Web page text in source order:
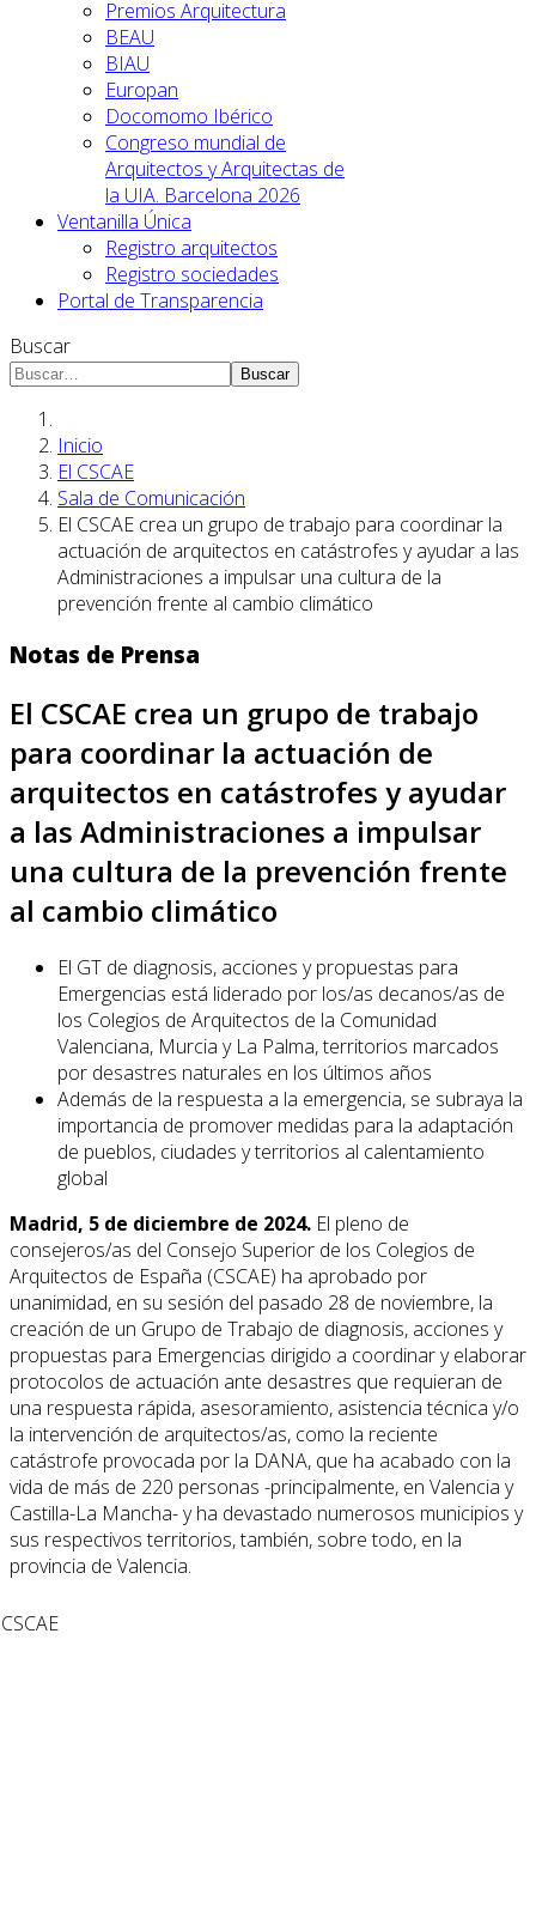
Premios Arquitectura
BEAU
BIAU
Europan
Docomomo Ibérico
Congreso mundial de
Arquitectos y Arquitectas de
la UIA. Barcelona 2026
Ventanilla Única
Registro arquitectos
Registro sociedades
Portal de Transparencia
Buscar
Buscar
Inicio
El CSCAE
Sala de Comunicación
El CSCAE crea un grupo de trabajo para coordinar la
actuación de arquitectos en catástrofes y ayudar a las
Administraciones a impulsar una cultura de la
prevención frente al cambio climático
Notas de Prensa
El CSCAE crea un grupo de trabajo
para coordinar la actuación de
arquitectos en catástrofes y ayudar
a las Administraciones a impulsar
una cultura de la prevención frente
al cambio climático
El GT de diagnosis, acciones y propuestas para
Emergencias está liderado por los/as decanos/as de
los Colegios de Arquitectos de la Comunidad
Valenciana, Murcia y La Palma, territorios marcados
por desastres naturales en los últimos años
Además de la respuesta a la emergencia, se subraya la
importancia de promover medidas para la adaptación
de pueblos, ciudades y territorios al calentamiento
global
Madrid, 5 de diciembre de 2024. El pleno de
consejeros/as del Consejo Superior de los Colegios de
Arquitectos de España (CSCAE) ha aprobado por
unanimidad, en su sesión del pasado 28 de noviembre, la
creación de un Grupo de Trabajo de diagnosis, acciones y
propuestas para Emergencias dirigido a coordinar y elaborar
protocolos de actuación ante desastres que requieran de
una respuesta rápida, asesoramiento, asistencia técnica y/o
la intervención de arquitectos/as, como la reciente
catástrofe provocada por la DANA, que ha acabado con la
vida de más de 220 personas -principalmente, en Valencia y
Castilla-La Mancha- y ha devastado numerosos municipios y
sus respectivos territorios, también, sobre todo, en la
provincia de Valencia.